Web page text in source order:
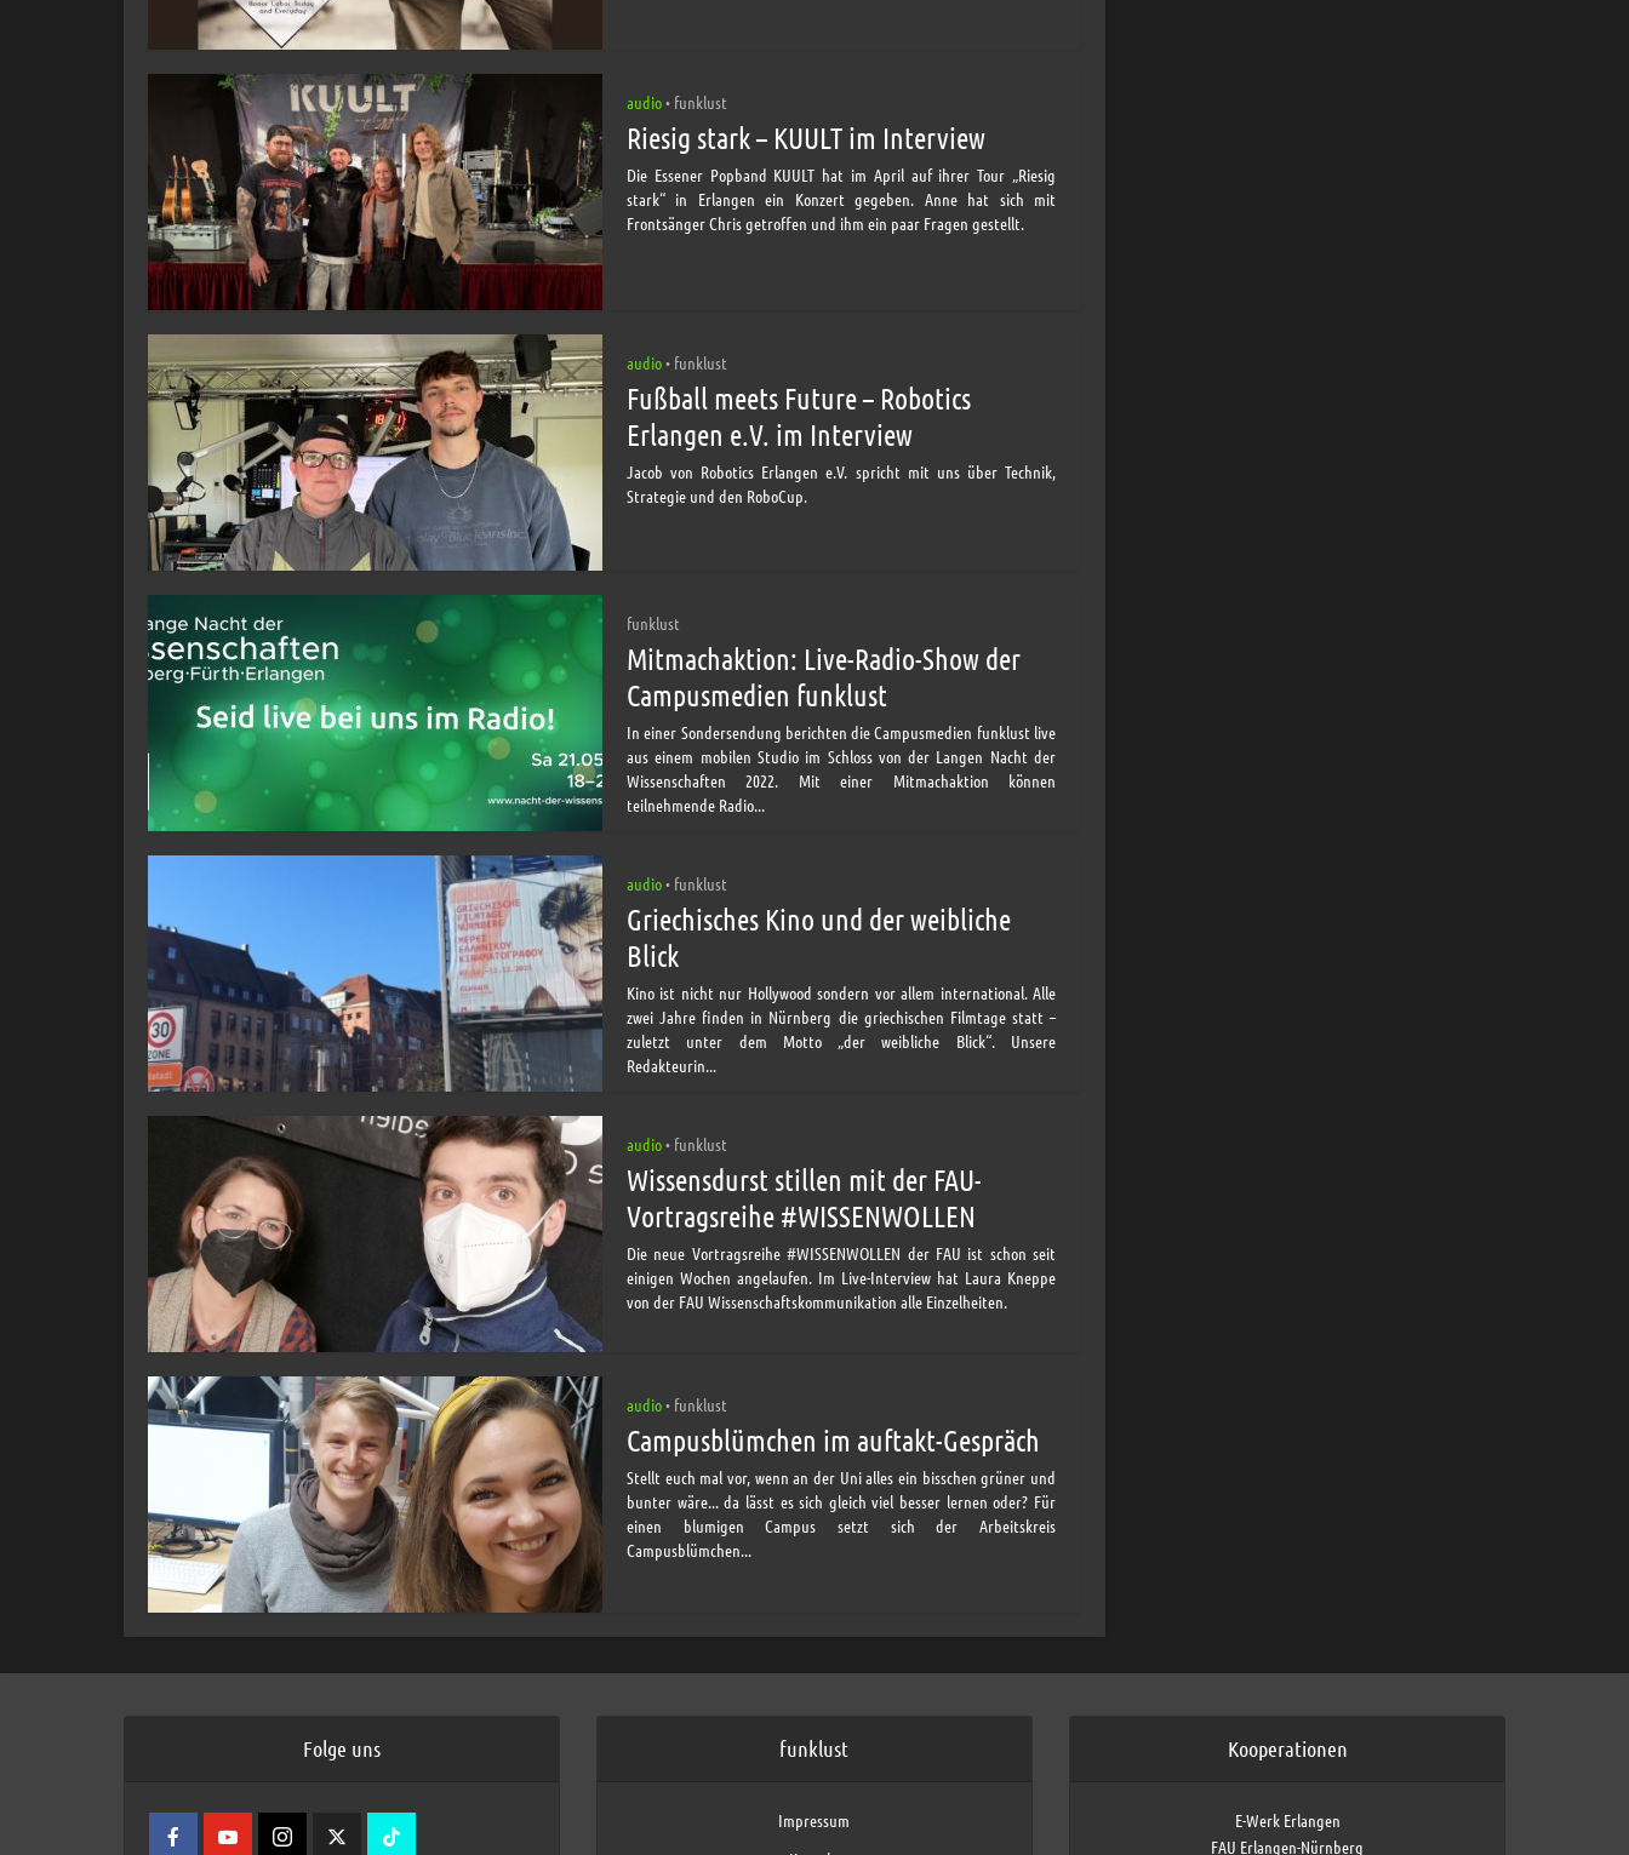
audio• funklust
Riesig stark – KUULT im Interview
Die Essener Popband KUULT hat im April auf ihrer Tour „Riesig
stark“ in Erlangen ein Konzert gegeben. Anne hat sich mit
Frontsänger Chris getroffen und ihm ein paar Fragen gestellt.
audio• funklust
Fußball meets Future – Robotics
Erlangen e.V. im Interview
Jacob von Robotics Erlangen e.V. spricht mit uns über Technik,
Strategie und den RoboCup.
funklust
Mitmachaktion: Live-Radio-Show der
Campusmedien funklust
In einer Sondersendung berichten die Campusmedien funklust live
aus einem mobilen Studio im Schloss von der Langen Nacht der
Wissenschaften 2022. Mit einer Mitmachaktion können
teilnehmende Radio...
audio• funklust
Griechisches Kino und der weibliche
Blick
Kino ist nicht nur Hollywood sondern vor allem international. Alle
zwei Jahre finden in Nürnberg die griechischen Filmtage statt –
zuletzt unter dem Motto „der weibliche Blick“. Unsere
Redakteurin...
audio• funklust
Wissensdurst stillen mit der FAU-
Vortragsreihe #WISSENWOLLEN
Die neue Vortragsreihe #WISSENWOLLEN der FAU ist schon seit
einigen Wochen angelaufen. Im Live-Interview hat Laura Kneppe
von der FAU Wissenschaftskommunikation alle Einzelheiten.
audio• funklust
Campusblümchen im auftakt-Gespräch
Stellt euch mal vor, wenn an der Uni alles ein bisschen grüner und
bunter wäre... da lässt es sich gleich viel besser lernen oder? Für
einen blumigen Campus setzt sich der Arbeitskreis
Campusblümchen...
Folge uns funklust
Impressum
Kooperationen
E-Werk Erlangen
FAU Erlangen-Nürnberg